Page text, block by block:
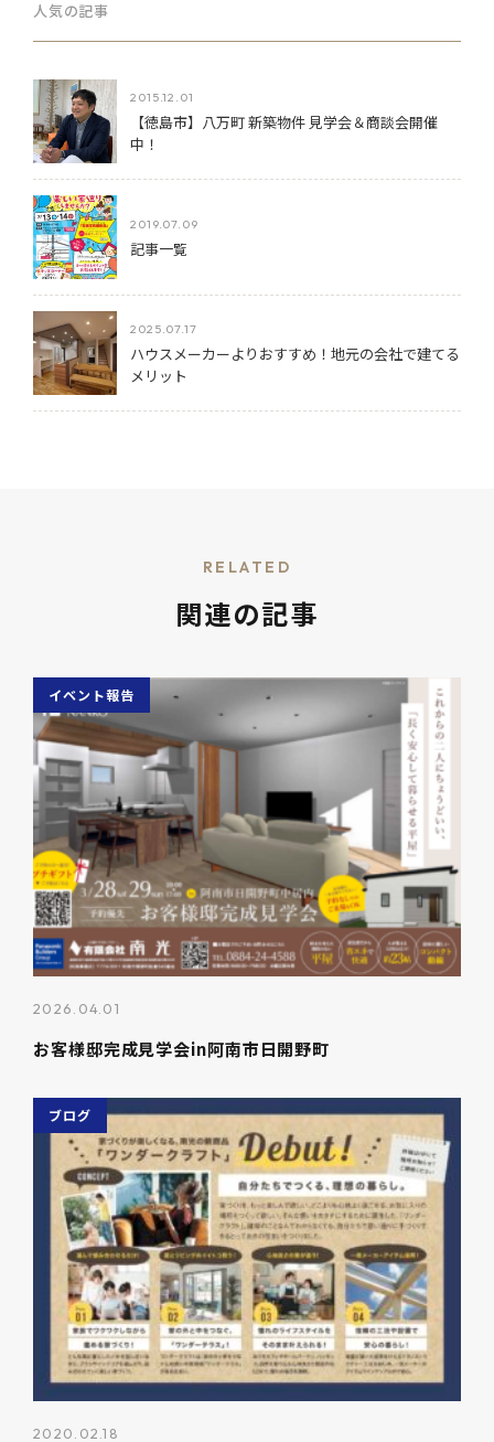
人気の記事
2015.12.01
【徳島市】八万町 新築物件 見学会＆商談会開催
中！
2019.07.09
記事一覧
2025.07.17
ハウスメーカーよりおすすめ！地元の会社で建てる
メリット
RELATED
関連の記事
イベント報告
2026.04.01
お客様邸完成見学会in阿南市日開野町
ブログ
2020.02.18